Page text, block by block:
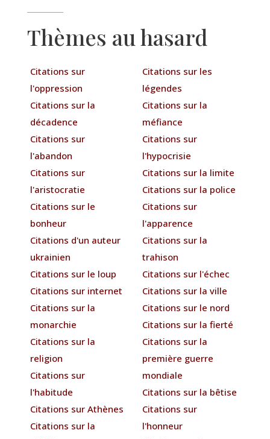
Thèmes au hasard
Citations sur
l'oppression
Citations sur la
décadence
Citations sur
l'abandon
Citations sur
l'aristocratie
Citations sur le
bonheur
Citations d'un auteur
ukrainien
Citations sur le loup
Citations sur internet
Citations sur la
monarchie
Citations sur la
religion
Citations sur
l'habitude
Citations sur Athènes
Citations sur la
Citations sur les
légendes
Citations sur la
méfiance
Citations sur
l'hypocrisie
Citations sur la limite
Citations sur la police
Citations sur
l'apparence
Citations sur la
trahison
Citations sur l'échec
Citations sur la ville
Citations sur le nord
Citations sur la fierté
Citations sur la
première guerre
mondiale
Citations sur la bêtise
Citations sur
l'honneur